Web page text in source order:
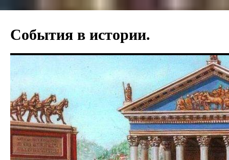
События в истории.